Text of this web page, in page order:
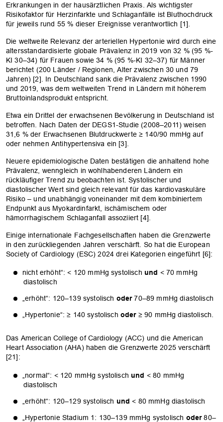
Erkrankungen in der hausärztlichen Praxis. Als wichtigster
Risikofaktor für Herzinfarkte und Schlaganfälle ist Bluthochdruck
für jeweils rund 55 % dieser Ereignisse verantwortlich [1].
Die weltweite Relevanz der arteriellen Hypertonie wird durch eine
altersstandardisierte globale Prävalenz in 2019 von 32 % (95 %-
KI 30–34) für Frauen sowie 34 % (95 %-KI 32–37) für Männer
berichtet (200 Länder / Regionen, Alter zwischen 30 und 79
Jahren) [2]. In Deutschland sank die Prävalenz zwischen 1990
und 2019, was dem weltweiten Trend in Ländern mit höherem
Bruttoinlandsprodukt entspricht.
Etwa ein Drittel der erwachsenen Bevölkerung in Deutschland ist
betroffen. Nach Daten der DEGS1-Studie (2008–2011) weisen
31,6 % der Erwachsenen Blutdruckwerte ≥ 140/90 mmHg auf
oder nehmen Antihypertensiva ein [3].
Neuere epidemiologische Daten bestätigen die anhaltend hohe
Prävalenz, wenngleich in wohlhabenderen Ländern ein
rückläufiger Trend zu beobachten ist. Systolischer und
diastolischer Wert sind gleich relevant für das kardiovaskuläre
Risiko – und unabhängig voneinander mit dem kombiniertem
Endpunkt aus Myokardinfarkt, ischämischem oder
hämorrhagischem Schlaganfall assoziiert [4].
Einige internationale Fachgesellschaften haben die Grenzwerte
in den zurückliegenden Jahren verschärft. So hat die European
Society of Cardiology (ESC) 2024 drei Kategorien eingeführt [6]:
nicht erhöht“: < 120 mmHg systolisch und < 70 mmHg
diastolisch
„erhöht“: 120–139 systolisch oder70–89 mmHg diastolisch
„Hypertonie“: ≥ 140 systolisch oder≥ 90 mmHg diastolisch.
Das American College of Cardiology (ACC) und die American
Heart Association (AHA) haben die Grenzwerte 2025 verschärft
[21]:
„normal“: < 120 mmHg systolisch und < 80 mmHg
diastolisch
„erhöht“: 120–129 systolisch und < 80 mmHg diastolisch
„Hypertonie Stadium 1: 130–139 mmHg systolisch oder80–